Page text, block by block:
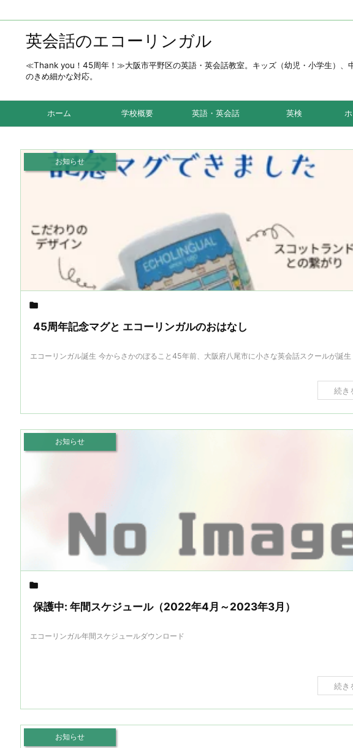
英会話のエコーリンガル
≪Thank you！45周年！≫大阪市平野区の英語・英会話教室。キッズ（幼児・小学生）、
のきめ細かな対応。
ホーム 学校概要 英語・英会話 英検

お知らせ
45周年記念マグと エコーリンガルのおはなし
エコーリンガル誕生 今からさかのぼること45年前、大阪府八尾市に小さな英会話スクールが誕生
続き

お知らせ
保護中: 年間スケジュール（2022年4月～2023年3月）
エコーリンガル年間スケジュールダウンロード
続き
お知らせ